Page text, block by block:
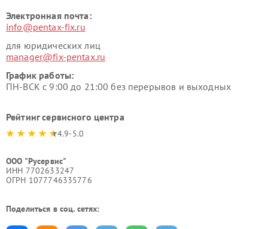
Электронная почта:
info@pentax-fix.ru
для юридических лиц
manager@fix-pentax.ru
График работы:
ПН-ВСК с 9:00 до 21:00 без перерывов и выходных
Рейтинг сервисного центра
4.9-5.0
ООО "Русервис"
ИНН 7702633247
ОГРН 1077746335776
Поделиться в соц. сетях: